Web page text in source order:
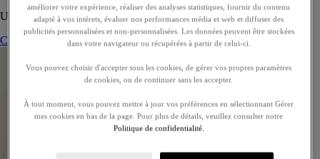
Un coffret sur-mesure de cinq eaux de toilette, à offrir ou s’offrir.
Composer son coffret
améliorer votre expérience, réaliser des analyses statistiques, fournir du contenu
adapté à vos intérets, évaluer nos performances média et web et diffuser des
publicités personnalisées et non-personnalisées. Les données peuvent être stockées
dans votre navigateur ou récupérées à partir de celui-ci.
Vous pouvez choisir d'accepter tous les cookies, de gérer vos propres paramètres
de cookies, ou de continuer sans les accepter.
À tout moment, vous pouvez mettre à jour vos préférences en sélectionnant Gérer
mes cookies en bas de la page. Pour plus de détails, veuillez consulter notre
Politique de confidentialité.